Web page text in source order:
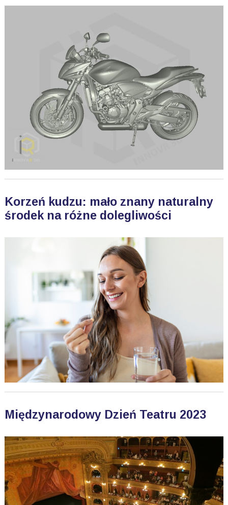
Korzeń kudzu: mało znany naturalny
środek na różne dolegliwości
Międzynarodowy Dzień Teatru 2023